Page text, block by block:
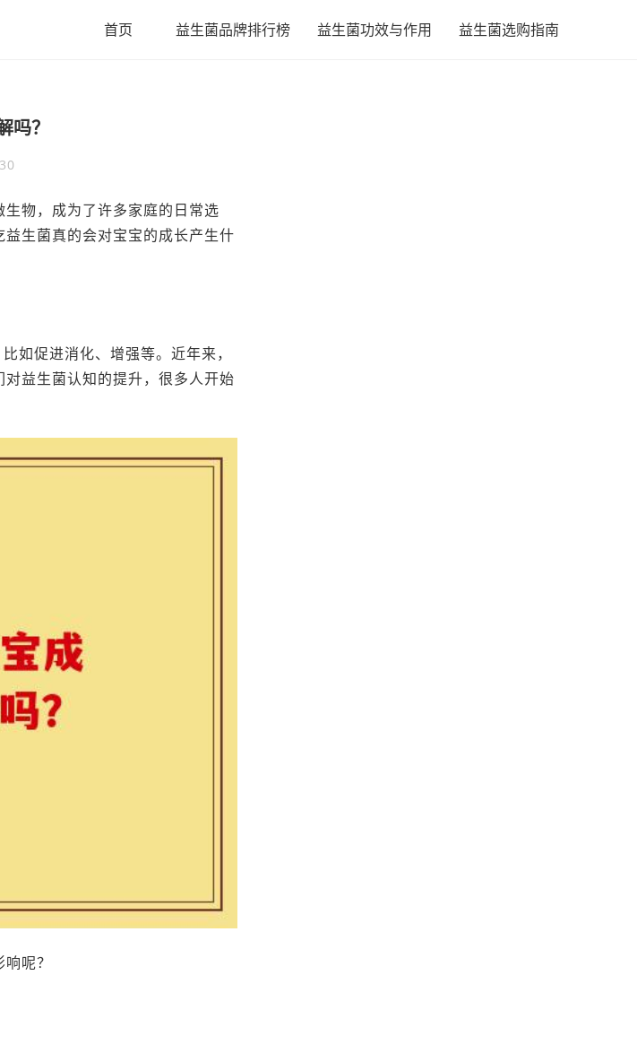
首页 益生菌品牌排行榜 益生菌功效与作用 益生菌选购指南
吗？
物，成为了许多家庭的日常选
生菌真的会对宝宝的成长产生什
如促进消化、增强等。近年来，
益生菌认知的提升，很多人开始
呢？